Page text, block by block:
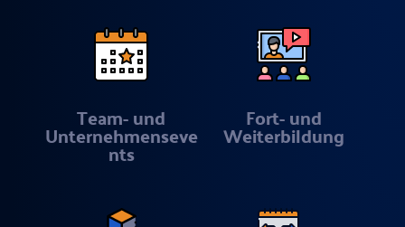
Team- und
Unternehmenseve
nts
Fort- und
Weiterbildung